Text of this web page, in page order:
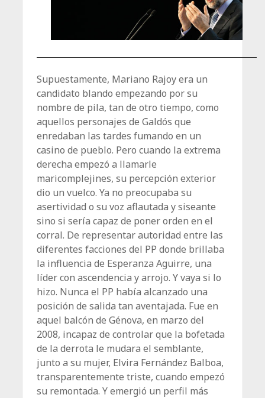
Supuestamente, Mariano Rajoy era un
candidato blando empezando por su
nombre de pila, tan de otro tiempo, como
aquellos personajes de Galdós que
enredaban las tardes fumando en un
casino de pueblo. Pero cuando la extrema
derecha empezó a llamarle
maricomplejines, su percepción exterior
dio un vuelco. Ya no preocupaba su
asertividad o su voz aflautada y siseante
sino si sería capaz de poner orden en el
corral. De representar autoridad entre las
diferentes facciones del PP donde brillaba
la influencia de Esperanza Aguirre, una
líder con ascendencia y arrojo. Y vaya si lo
hizo. Nunca el PP había alcanzado una
posición de salida tan aventajada. Fue en
aquel balcón de Génova, en marzo del
2008, incapaz de controlar que la bofetada
de la derrota le mudara el semblante,
junto a su mujer, Elvira Fernández Balboa,
transparentemente triste, cuando empezó
su remontada. Y emergió un perfil más